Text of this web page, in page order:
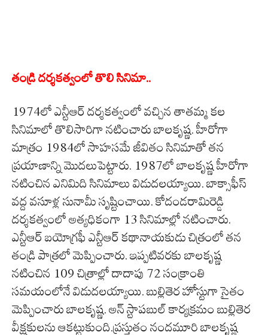
తండ్రి దర్శకత్వంలో తొలి సినిమా..
1974లో ఎన్టీఆర్ దర్శకత్వంలో వచ్చిన తాతమ్మ కల
సినిమాలో తొలిసారిగా నటించారు బాలకృష్ణ. హీరోగా
మాత్రం 1984లో సాహసమే జీవితం సినిమాతో తన
ప్రయాణాన్ని మొదలుపెట్టారు. 1987లో బాలకృష్ణ హీరోగా
నటించిన ఎనిమిది సినిమాలు విడుదలయ్యాయి. బాక్సాఫీస్
వద్ద వసూళ్ల సునామీ సృష్టించాయి. కోదండరామిరెడ్డి
దర్శకత్వంలో అత్యధికంగా 13 సినిమాల్లో నటించారు.
ఎన్టీఆర్ బయోగ్రఫీ ఎన్టీఆర్ కథానాయకుడు చిత్రంలో తన
తండ్రి పాత్రలో మెప్పించారు. ఇప్పటివరకు బాలకృష్ణ
నటించిన 109 చిత్రాల్లో దాదాపు 72 సంక్రాంతి
సమయంలోనే విడుదలయ్యాయి. బుల్లితెర హోస్టుగా సైతం
మెప్పించారు బాలకృష్ణ. అన్ స్టాపబుల్ కార్యక్రమం బుల్లితెర
వీక్షకులను ఆకట్టుకుంది.ప్రస్తుతం నందమూరి బాలకృష్ణ